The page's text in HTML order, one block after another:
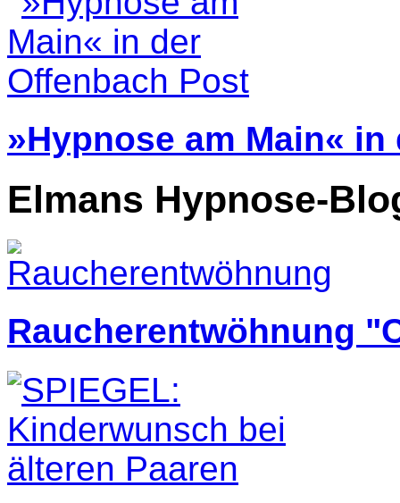
»Hypnose am Main«
Elmans Hypnose-
Raucherentwöhnung